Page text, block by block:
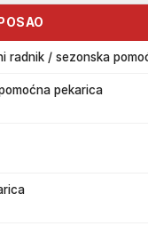
radnik / sezonska
pekarica